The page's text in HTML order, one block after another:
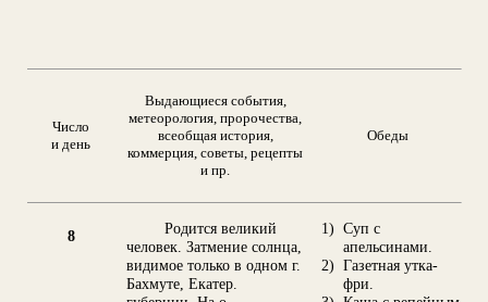
Число
и день
Выдающиеся события,
метеорология, пророчества,
всеобщая история,
коммерция, советы, рецепты
и пр.
Обеды
8
Родится великий
человек. Затмение солнца,
видимое только в одном г.
Бахмуте, Екатер.
1) Суп с
апельсинами.
2) Газетная утка-
фри.